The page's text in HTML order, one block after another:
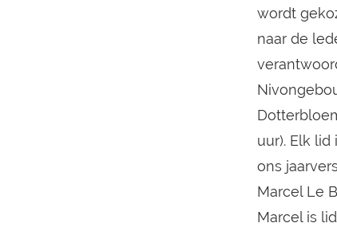
wordt
naar de
uur). Elk
ons
Marcel Le
Marcel is